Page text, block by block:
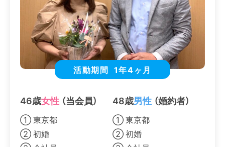
活動期間 1年4ヶ月
46歳女性 （当会員）
① 東京都
② 初婚
48歳男性 （婚約者）
① 東京都
② 初婚